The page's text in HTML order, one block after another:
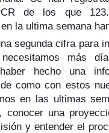
de los que
la ultima semana
segunda cifra para
más
hecho una
como con estos
en las ultimas
conocer una
y entender el